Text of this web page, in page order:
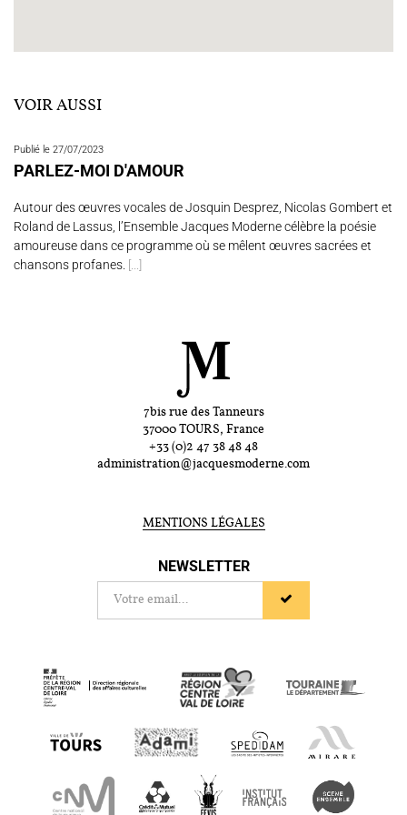
VOIR AUSSI
Publié le 27/07/2023
PARLEZ-MOI D'AMOUR
Autour des œuvres vocales de Josquin Desprez, Nicolas Gombert et
Roland de Lassus, l’Ensemble Jacques Moderne célèbre la poésie
amoureuse dans ce programme où se mêlent œuvres sacrées et
chansons profanes. [...]
7bis rue des Tanneurs
37000 TOURS, France
+33 (0)2 47 38 48 48
administration@jacquesmoderne.com
MENTIONS LÉGALES
NEWSLETTER